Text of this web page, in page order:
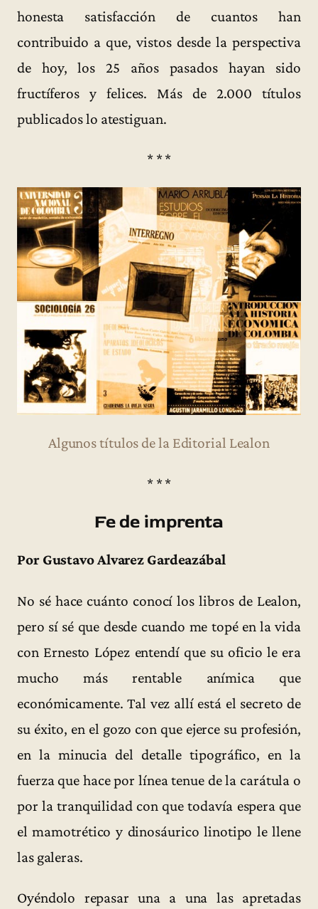
honesta satisfacción de cuantos han
contribuido a que, vistos desde la perspectiva
de hoy, los 25 años pasados hayan sido
fructíferos y felices. Más de 2.000 títulos
publicados lo atestiguan.
* * *
Algunos títulos de la Editorial Lealon
* * *
Fe de imprenta
Por Gustavo Alvarez Gardeazábal
No sé hace cuánto conocí los libros de Lealon,
pero sí sé que desde cuando me topé en la vida
con Ernesto López entendí que su oficio le era
mucho más rentable anímica que
económicamente. Tal vez allí está el secreto de
su éxito, en el gozo con que ejerce su profesión,
en la minucia del detalle tipográfico, en la
fuerza que hace por línea tenue de la carátula o
por la tranquilidad con que todavía espera que
el mamotrético y dinosáurico linotipo le llene
las galeras.
Oyéndolo repasar una a una las apretadas